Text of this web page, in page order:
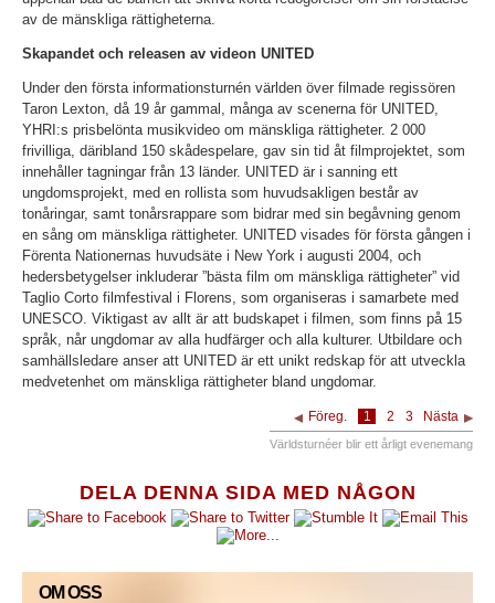
DELA DENNA SIDA MED NÅGON
OM OSS
av de mänskliga rättigheterna.
Skapandet och releasen av videon UNITED
Under den första informationsturnén världen över filmade regissören
Taron Lexton, då 19 år gammal, många av scenerna för UNITED,
YHRI:s prisbelönta musikvideo om mänskliga rättigheter. 2 000
frivilliga, däribland 150 skådespelare, gav sin tid åt filmprojektet, som
innehåller tagningar från 13 länder. UNITED är i sanning ett
ungdomsprojekt, med en rollista som huvudsakligen består av
tonåringar, samt tonårsrappare som bidrar med sin begåvning genom
en sång om mänskliga rättigheter. UNITED visades för första gången i
Förenta Nationernas huvudsäte i New York i augusti 2004, och
hedersbetygelser inkluderar ”bästa film om mänskliga rättigheter” vid
Taglio Corto filmfestival i Florens, som organiseras i samarbete med
UNESCO. Viktigast av allt är att budskapet i filmen, som finns på 15
språk, når ungdomar av alla hudfärger och alla kulturer. Utbildare och
samhällsledare anser att UNITED är ett unikt redskap för att utveckla
medvetenhet om mänskliga rättigheter bland ungdomar.
Föreg. 1 2 3 Nästa
Världsturnéer blir ett årligt evenemang